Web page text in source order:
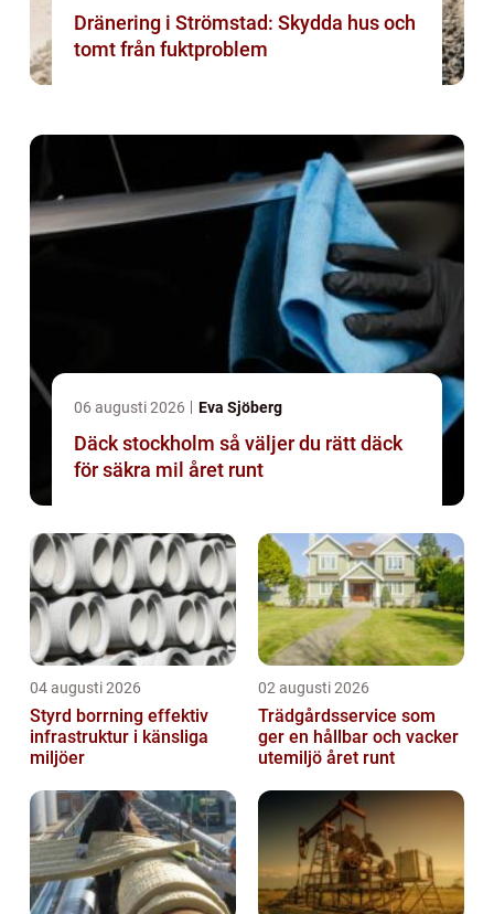
Dränering i Strömstad: Skydda hus och
tomt från fuktproblem
06 augusti 2026 Eva Sjöberg
Däck stockholm så väljer du rätt däck
för säkra mil året runt
04 augusti 2026
Styrd borrning effektiv
infrastruktur i känsliga
miljöer
02 augusti 2026
Trädgårdsservice som
ger en hållbar och vacker
utemiljö året runt